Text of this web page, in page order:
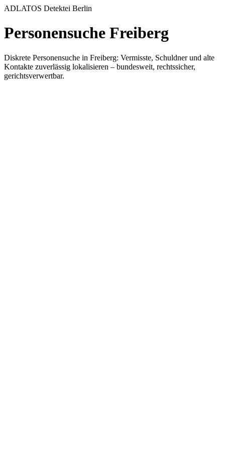
ADLATOS Detektei Berlin
Personensuche Freiberg
Diskrete Personensuche in Freiberg: Vermisste, Schuldner und alte
Kontakte zuverlässig lokalisieren – bundesweit, rechtssicher,
gerichtsverwertbar.